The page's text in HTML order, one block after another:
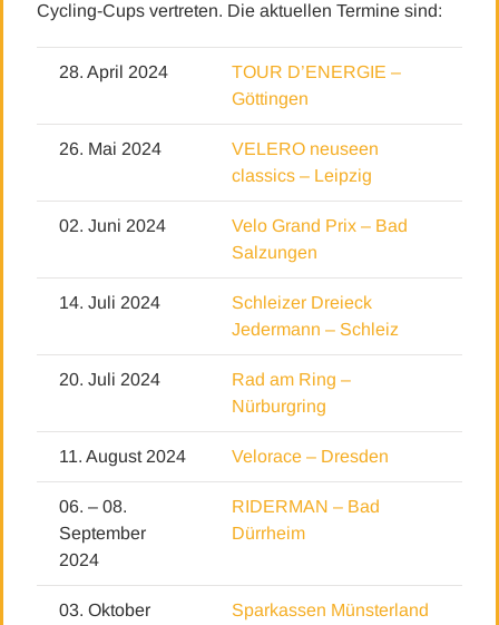
Cycling-Cups vertreten. Die aktuellen Termine sind:
28. April 2024
TOUR D’ENERGIE –
Göttingen
26. Mai 2024
VELERO neuseen
classics – Leipzig
02. Juni 2024
Velo Grand Prix – Bad
Salzungen
14. Juli 2024
Schleizer Dreieck
Jedermann – Schleiz
20. Juli 2024
Rad am Ring –
Nürburgring
11. August 2024 Velorace – Dresden
06. – 08.
September
2024
RIDERMAN – Bad
Dürrheim
03. Oktober
Sparkassen Münsterland